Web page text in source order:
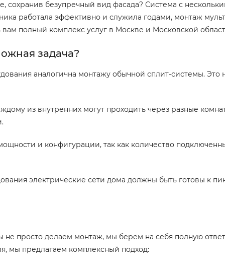
сохранив безупречный вид фасада? Система с
работала эффективно и служила годами, монтаж
полный комплекс услуг в Москве и Московской
задача?
аналогична монтажу обычной сплит-системы.
из внутренних могут проходить через разные
и конфигурации, так как количество
электрические сети дома должны быть готовы к
просто делаем монтаж, мы берем на себя полную
мы предлагаем комплексный подход: